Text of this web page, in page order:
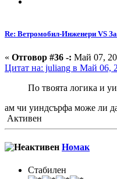
Re: Ветромобил-Инженери VS
« Отговор #36 -: Май 07,
Цитат на: juliang в Май 06,
По твоята логика и
ам чи уиндсърфа може ли
Активен
Номак
Стабилен